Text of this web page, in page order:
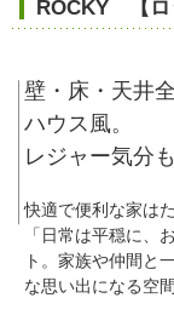
ROCKY 【ロ
壁・床・天井
ハウス風。
レジャー気分
快適で便利な家は
「日常は平穏に、
ト。家族や仲間と
な思い出になる空間